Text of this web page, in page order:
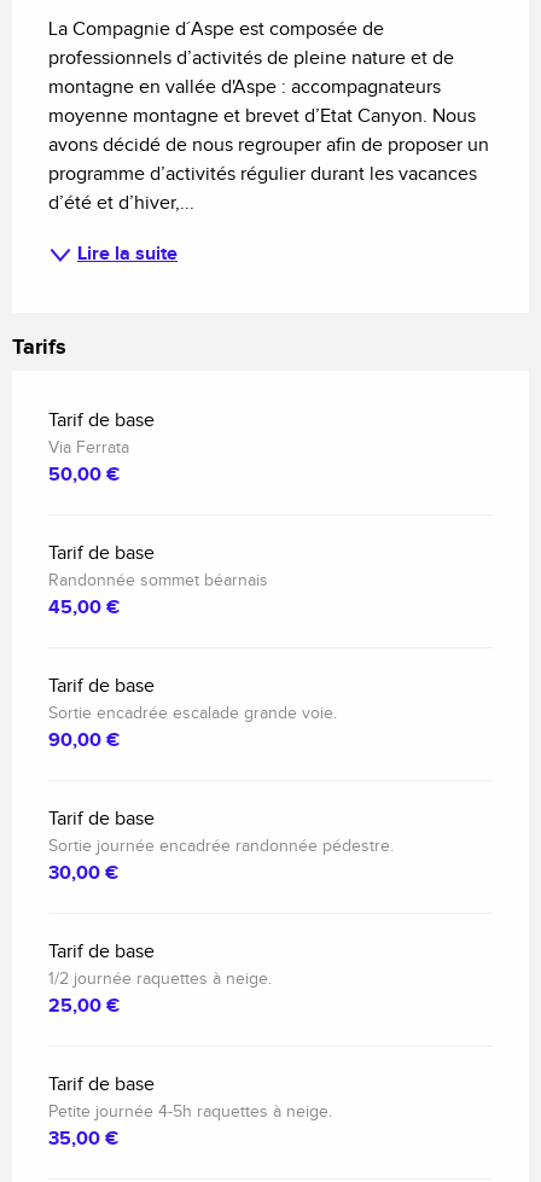
La Compagnie d´Aspe est composée de
professionnels d’activités de pleine nature et de
montagne en vallée d'Aspe : accompagnateurs
moyenne montagne et brevet d’Etat Canyon. Nous
avons décidé de nous regrouper afin de proposer un
programme d’activités régulier durant les vacances
d’été et d’hiver,...
Lire la suite
Tarifs
Tarif de base
Via Ferrata
50,00 €
Tarif de base
Randonnée sommet béarnais
45,00 €
Tarif de base
Sortie encadrée escalade grande voie.
90,00 €
Tarif de base
Sortie journée encadrée randonnée pédestre.
30,00 €
Tarif de base
1/2 journée raquettes à neige.
25,00 €
Tarif de base
Petite journée 4-5h raquettes à neige.
35,00 €